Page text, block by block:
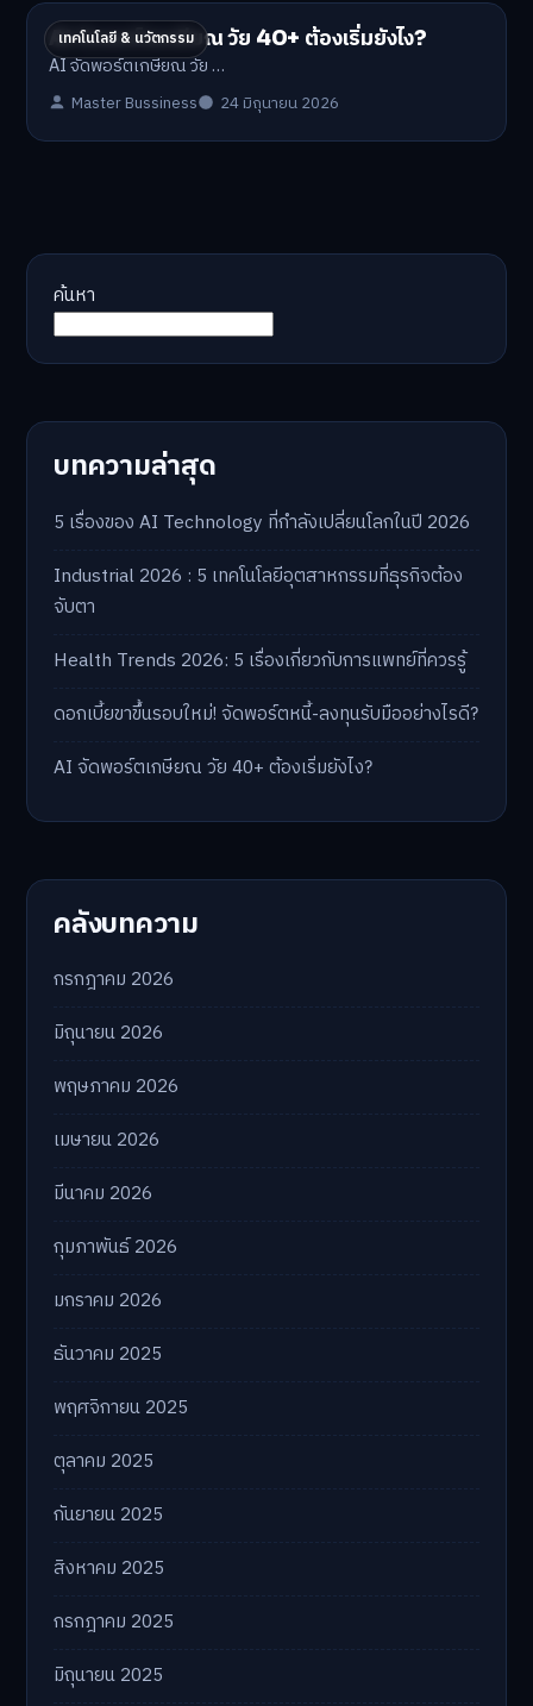
เทคโนโลยี & นวัตกรรม
AI จัดพอร์ตเกษียณ วัย 40+ ต้องเริ่มยังไง?
AI จัดพอร์ตเกษียณ วัย …
Master Bussiness 24 มิถุนายน 2026
ค้นหา
บทความล่าสุด
5 เรื่องของ AI Technology ที่กำลังเปลี่ยนโลกในปี 2026
Industrial 2026 : 5 เทคโนโลยีอุตสาหกรรมที่ธุรกิจต้อง
จับตา
Health Trends 2026: 5 เรื่องเกี่ยวกับการแพทย์ที่ควรรู้
ดอกเบี้ยขาขึ้นรอบใหม่! จัดพอร์ตหนี้-ลงทุนรับมืออย่างไรดี?
AI จัดพอร์ตเกษียณ วัย 40+ ต้องเริ่มยังไง?
คลังบทความ
กรกฎาคม 2026
มิถุนายน 2026
พฤษภาคม 2026
เมษายน 2026
มีนาคม 2026
กุมภาพันธ์ 2026
มกราคม 2026
ธันวาคม 2025
พฤศจิกายน 2025
ตุลาคม 2025
กันยายน 2025
สิงหาคม 2025
กรกฎาคม 2025
มิถุนายน 2025